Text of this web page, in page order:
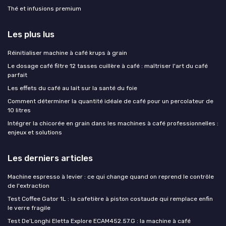
Thé et infusions premium
Les plus lus
Réinitialiser machine à café krups à grain
Le dosage café filtre 12 tasses cuillère à café : maîtriser l'art du café
parfait
Les effets du café au lait sur la santé du foie
Comment déterminer la quantité idéale de café pour un percolateur de
10 litres
Intégrer la chicorée en grain dans les machines à café professionnelles :
enjeux et solutions
Les derniers articles
Machine espresso à levier : ce qui change quand on reprend le contrôle
de l'extraction
Test Coffee Gator 1L : la cafetière à piston costaude qui remplace enfin
le verre fragile
Test De’Longhi Eletta Explore ECAM452.57.G : la machine à café